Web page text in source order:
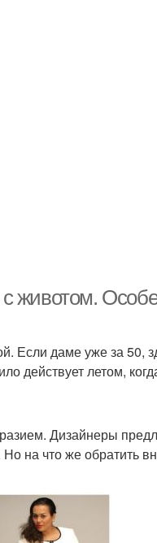
животом.
Если даме уже за 50,
действует летом,
Дизайнеры
на что же обратить